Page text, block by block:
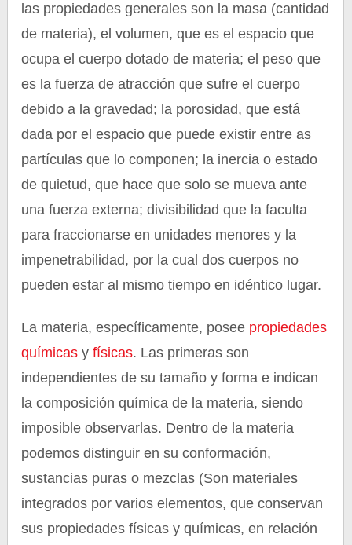
las propiedades generales son la masa (cantidad
de materia), el volumen, que es el espacio que
ocupa el cuerpo dotado de materia; el peso que
es la fuerza de atracción que sufre el cuerpo
debido a la gravedad; la porosidad, que está
dada por el espacio que puede existir entre as
partículas que lo componen; la inercia o estado
de quietud, que hace que solo se mueva ante
una fuerza externa; divisibilidad que la faculta
para fraccionarse en unidades menores y la
impenetrabilidad, por la cual dos cuerpos no
pueden estar al mismo tiempo en idéntico lugar.
La materia, específicamente, posee propiedades
químicas y físicas. Las primeras son
independientes de su tamaño y forma e indican
la composición química de la materia, siendo
imposible observarlas. Dentro de la materia
podemos distinguir en su conformación,
sustancias puras o mezclas (Son materiales
integrados por varios elementos, que conservan
sus propiedades físicas y químicas, en relación